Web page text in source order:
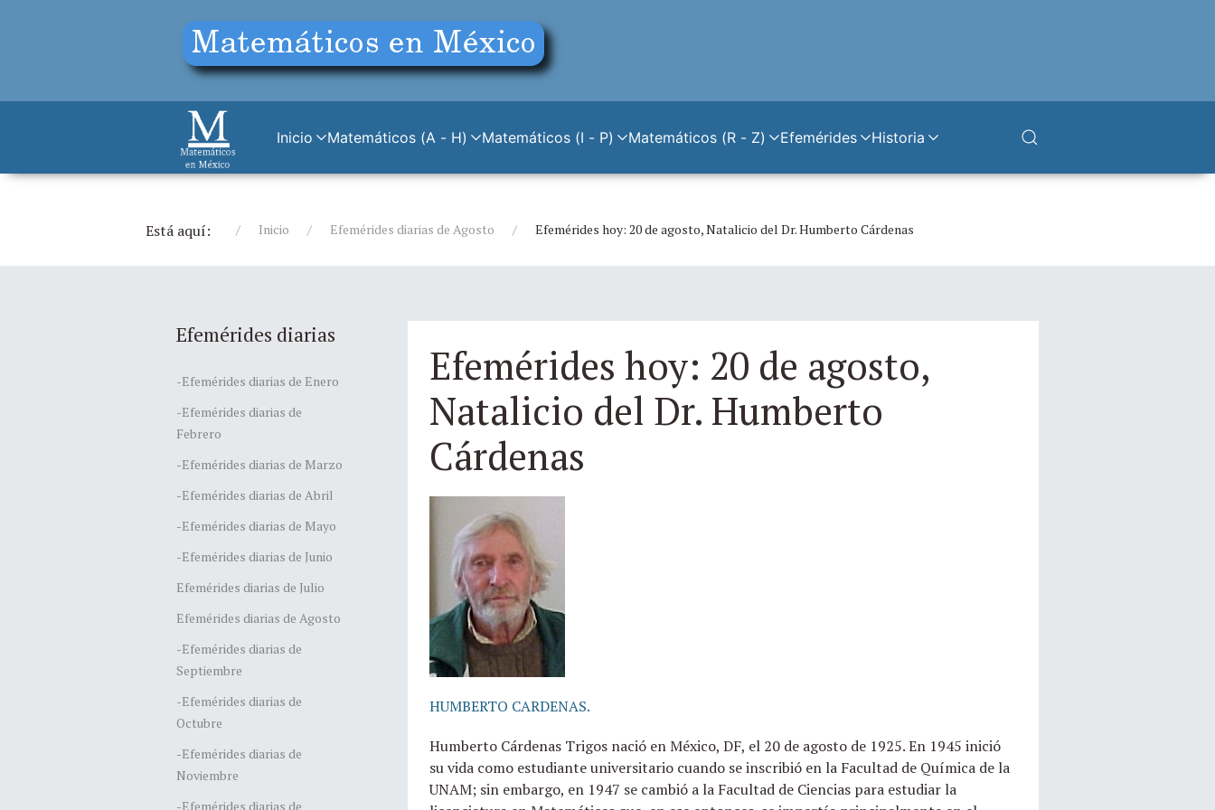
Inicio Matemáticos (A - H) Matemáticos (I - P) Matemáticos (R - Z) Efemérides Historia
Está aquí: Inicio Efemérides diarias de Agosto Efemérides hoy: 20 de agosto, Natalicio del Dr. Humberto Cárdenas
Efemérides diarias
-Efemérides diarias de Enero
-Efemérides diarias de
Febrero
-Efemérides diarias de Marzo
-Efemérides diarias de Abril
-Efemérides diarias de Mayo
-Efemérides diarias de Junio
Efemérides diarias de Julio
Efemérides diarias de Agosto
-Efemérides diarias de
Septiembre
-Efemérides diarias de
Octubre
-Efemérides diarias de
Noviembre
-Efemérides diarias de
Efemérides hoy: 20 de agosto,
Natalicio del Dr. Humberto
Cárdenas
HUMBERTO CARDENAS.
Humberto Cárdenas Trigos nació en México, DF, el 20 de agosto de 1925. En 1945 inició
su vida como estudiante universitario cuando se inscribió en la Facultad de Química de la
UNAM; sin embargo, en 1947 se cambió a la Facultad de Ciencias para estudiar la